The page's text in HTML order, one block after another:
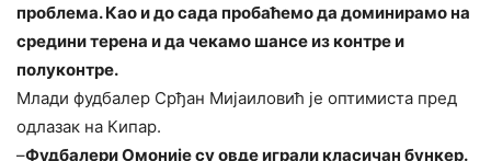
проблема. Као и до сада пробаћемо да доминирамо на
средини терена и да чекамо шансе из контре и
полуконтре.
Млади фудбалер Срђан Мијаиловић је оптимиста пред
одлазак на Кипар.
–Фудбалери Омоније су овде играли класичан бункер.